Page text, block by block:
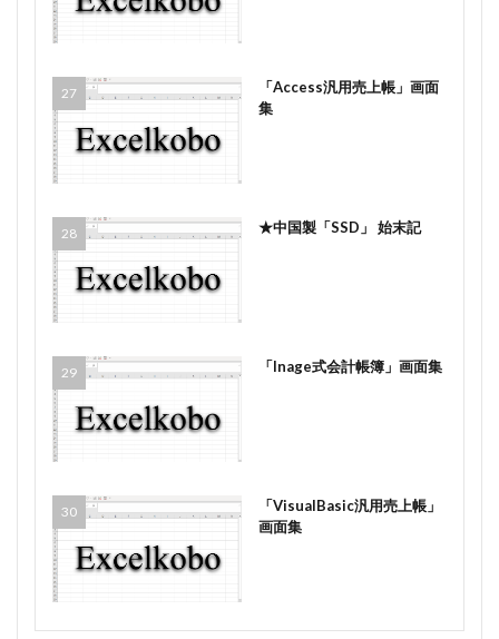
「Access汎用売上帳」画面
集
★中国製「SSD」 始末記
「Inage式会計帳簿」画面集
「VisualBasic汎用売上帳」
画面集